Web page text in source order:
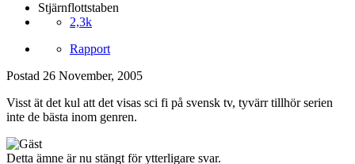
Stjärnflottstaben
2,3k
Rapport
Postad 26 November, 2005
Visst ät det kul att det visas sci fi på svensk tv, tyvärr tillhör serien
inte de bästa inom genren.
Detta ämne är nu stängt för ytterligare svar.